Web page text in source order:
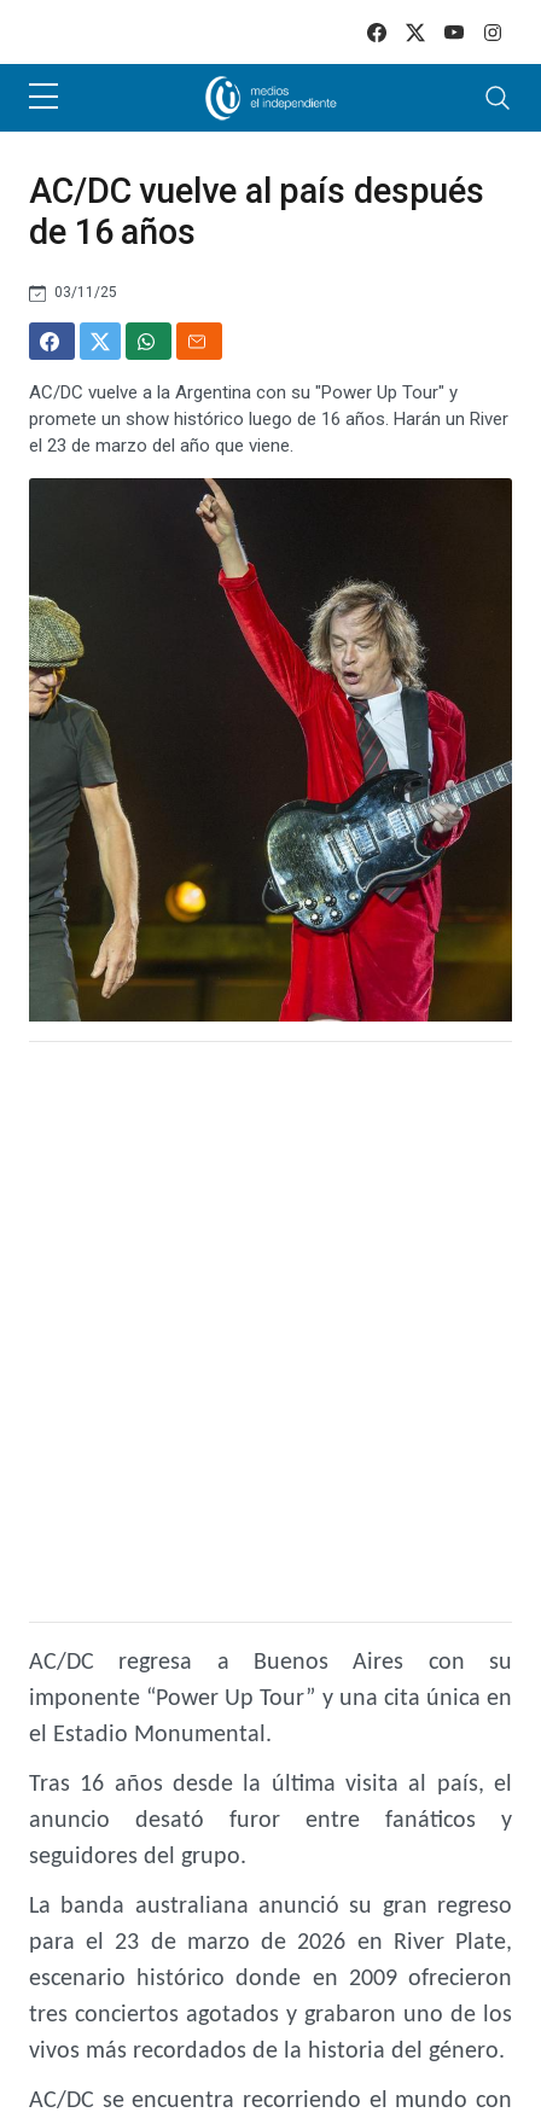
AC/DC vuelve al país después
de 16 años
03/11/25
AC/DC vuelve a la Argentina con su "Power Up Tour" y
promete un show histórico luego de 16 años. Harán un River
el 23 de marzo del año que viene.
AC/DC regresa a Buenos Aires con su
imponente “Power Up Tour” y una cita única en
el Estadio Monumental.
Tras 16 años desde la última visita al país, el
anuncio desató furor entre fanáticos y
seguidores del grupo.
La banda australiana anunció su gran regreso
para el 23 de marzo de 2026 en River Plate,
escenario histórico donde en 2009 ofrecieron
tres conciertos agotados y grabaron uno de los
vivos más recordados de la historia del género.
AC/DC se encuentra recorriendo el mundo con